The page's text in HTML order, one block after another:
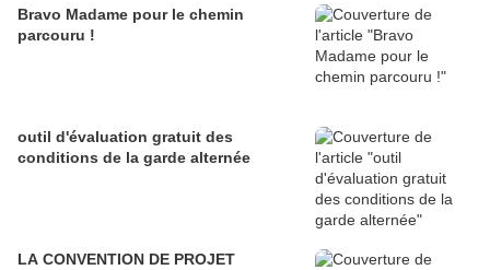
Bravo Madame pour le chemin
parcouru !
outil d'évaluation gratuit des
conditions de la garde alternée
LA CONVENTION DE PROJET